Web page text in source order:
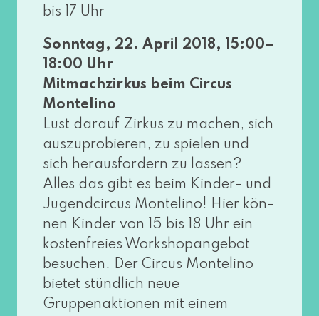
bis 17 Uhr
Sonntag, 22. April 2018, 15:00–
18:00 Uhr
Mitmachzirkus beim Circus
Montelino
Lust dar­auf Zirkus zu machen, sich
aus­zu­pro­bie­ren, zu spie­len und
sich her­aus­for­dern zu las­sen?
Alles das gibt es beim Kinder- und
Jugendcircus Montelino! Hier kön­
nen Kinder von 15 bis 18 Uhr ein
kos­ten­frei­es Workshopangebot
besu­chen. Der Circus Montelino
bie­tet stünd­lich neue
Gruppenaktionen mit einem